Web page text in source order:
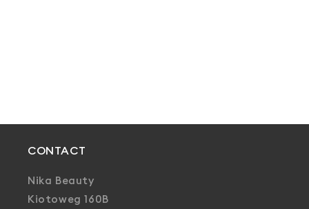
CONTACT
Nika Beauty
Kiotoweg 160B